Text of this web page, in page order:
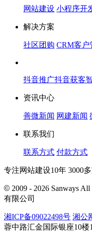
网站建设 小程序开
解决方案
社区团购 CRM客户
抖音推广抖音获客
资讯中心
善微新闻 网建新闻
联系我们
联系方式 付款方式
专注网站建设10年 3000
© 2009 - 2026 Sanways
有限公司
湘ICP备09022498号 湘公
蓉中路汇金国际银座10楼